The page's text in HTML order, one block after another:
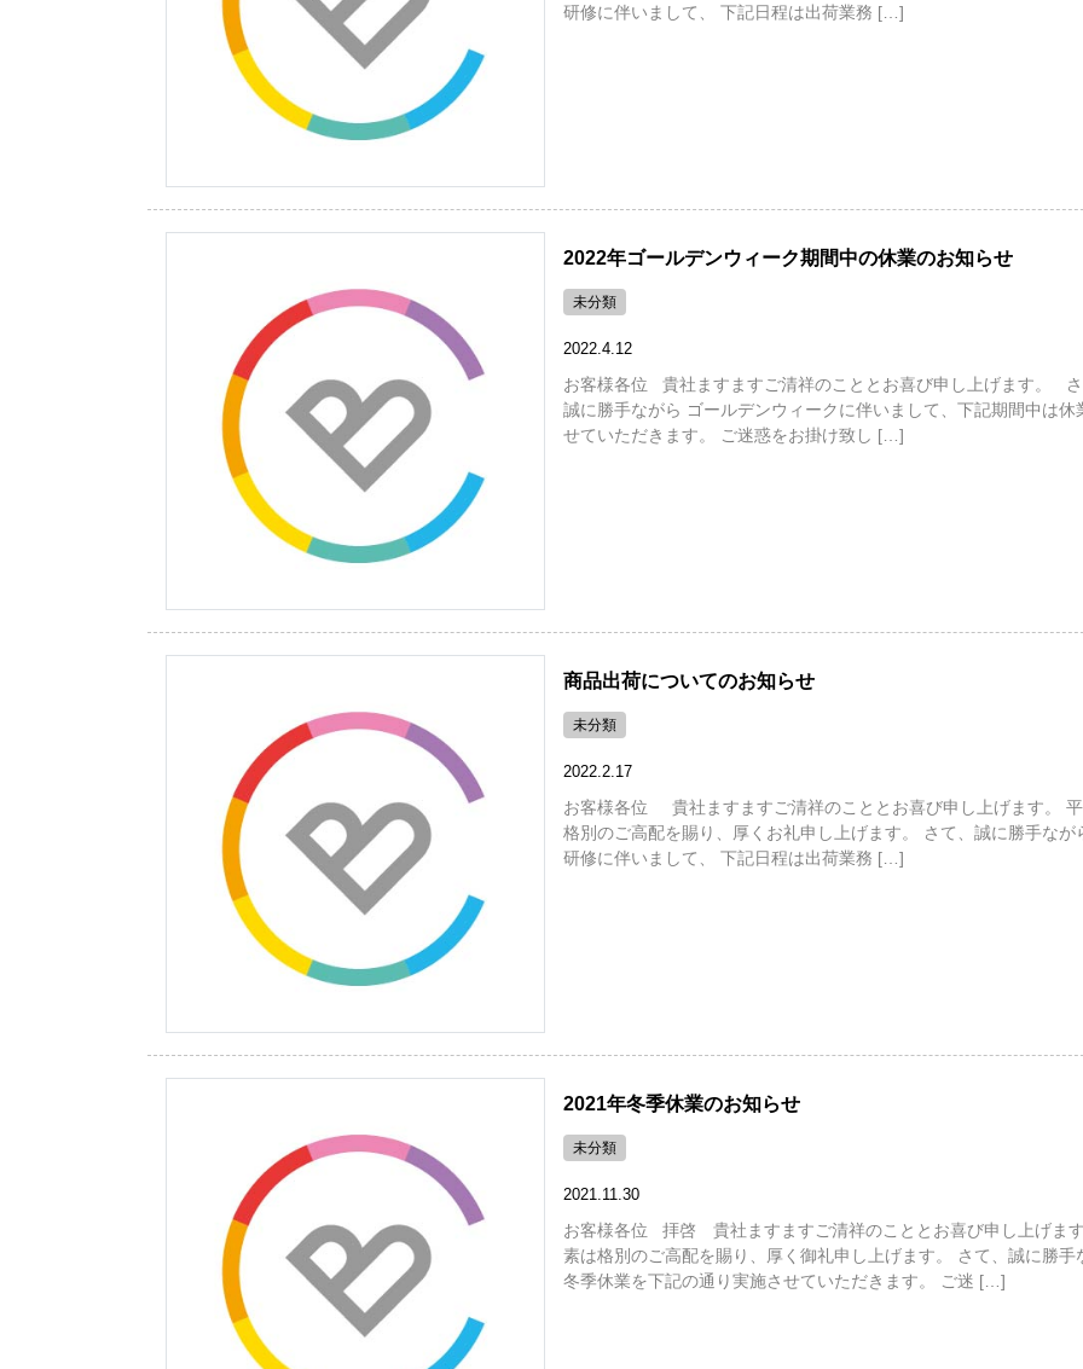
研修に伴いまして、 下記日程は出荷業務 […]
2022年ゴールデンウィーク期間中の休業のお知らせ
未分類
2022.4.12
お客様各位 貴社ますますご清祥のこととお喜び申し上げます。 さ
誠に勝手ながら ゴールデンウィークに伴いまして、下記期間中は休
せていただきます。 ご迷惑をお掛け致し […]
商品出荷についてのお知らせ
未分類
2022.2.17
お客様各位 貴社ますますご清祥のこととお喜び申し上げます。
格別のご高配を賜り、厚くお礼申し上げます。 さて、誠に勝手なが
研修に伴いまして、 下記日程は出荷業務 […]
2021年冬季休業のお知らせ
未分類
2021.11.30
お客様各位 拝啓 貴社ますますご清祥のこととお喜び申し上げま
素は格別のご高配を賜り、厚く御礼申し上げます。 さて、誠に勝手
冬季休業を下記の通り実施させていただきます。 ご迷 […]